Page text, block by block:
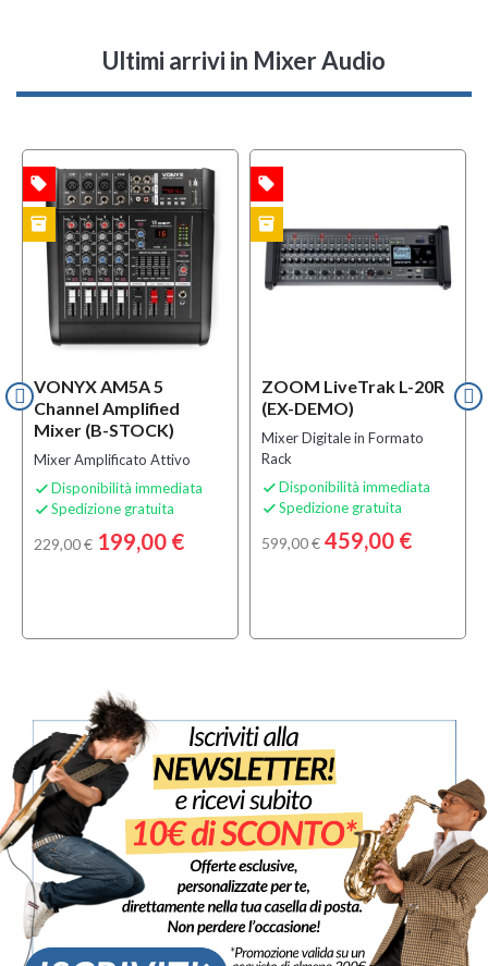
Ultimi arrivi in Mixer Audio
VONYX AM5A 5
Channel Amplified
Mixer (B-STOCK)
Mixer Amplificato Attivo
 Disponibilità immediata
 Spedizione gratuita
229,00 € 199,00 €
local_offer
inventory
ZOOM LiveTrak L-20R
(EX-DEMO)
Mixer Digitale in Formato
Rack
 Disponibilità immediata
 Spedizione gratuita
599,00 € 459,00 €
OFFERTA local_offer
EX-DEMO inventory